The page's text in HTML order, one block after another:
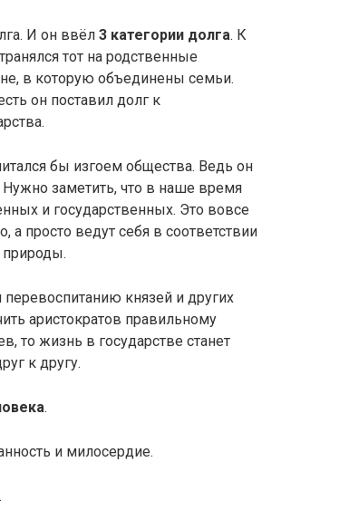
И он ввёл 3 категории долга. К
тот на родственные
в которую объединены семьи.
он поставил долг к
бы изгоем общества. Ведь он
заметить, что в наше время
и государственных. Это вовсе
а просто ведут себя в соответствии
князей и других
аристократов правильному
жизнь в государстве станет
к другу.
.
и милосердие.